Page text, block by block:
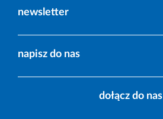
newsletter
napisz do nas
dołącz do nas